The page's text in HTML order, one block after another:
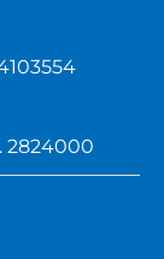
2824000